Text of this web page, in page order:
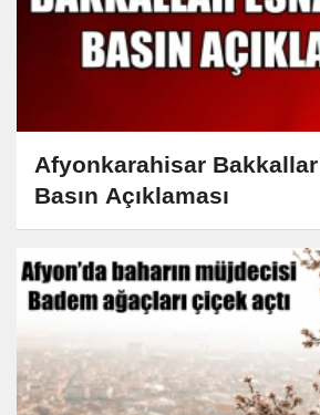
Afyonkarahisar Bakkallar
Basın Açıklaması